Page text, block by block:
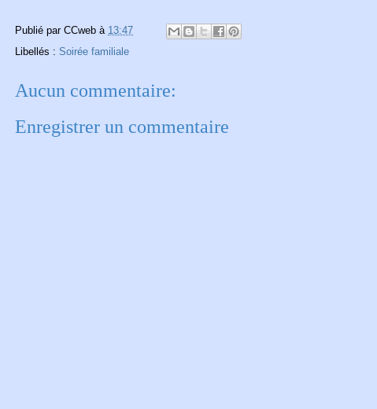
Publié par CCweb à 13:47
Libellés : Soirée familiale
Aucun commentaire:
Enregistrer un commentaire